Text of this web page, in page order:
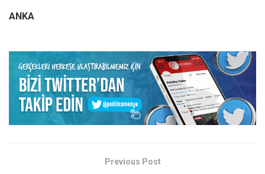
ANKA
Previous Post